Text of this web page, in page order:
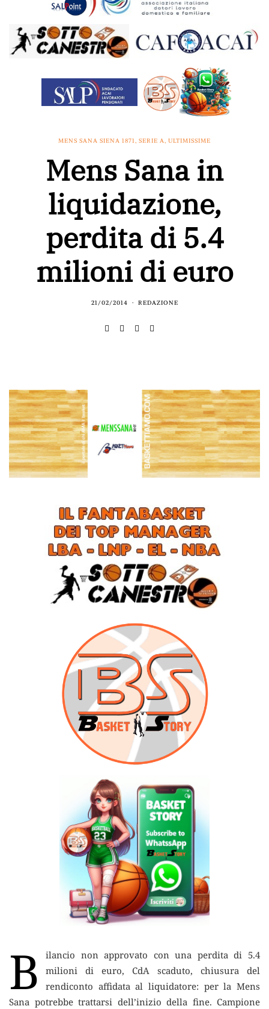
MENS SANA SIENA 1871, SERIE A, ULTIMISSIME
Mens Sana in
liquidazione,
perdita di 5.4
milioni di euro
21/02/2014 REDAZIONE
B
ilancio non approvato con una perdita di 5.4
milioni di euro, CdA scaduto, chiusura del
rendiconto affidata al liquidatore: per la Mens
Sana potrebbe trattarsi dell’inizio della fine. Campione